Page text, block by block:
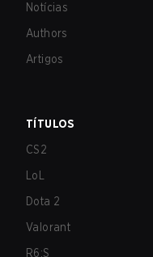
Notícias
Authors
Artigos
TÍTULOS
CS2
LoL
Dota 2
Valorant
R6:S